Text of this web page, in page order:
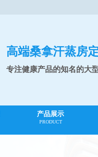
高端桑拿汗蒸房
专注健康产品的知名的大
产品展示
PRODUCT